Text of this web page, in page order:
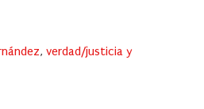
, verdad/justicia y